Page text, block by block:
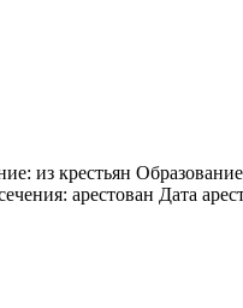
из крестьян
арестован Дата